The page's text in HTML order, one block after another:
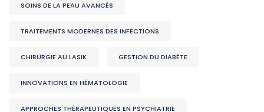
SOINS DE LA PEAU AVANCÉS
TRAITEMENTS MODERNES DES INFECTIONS
CHIRURGIE AU LASIK GESTION DU DIABÈTE
INNOVATIONS EN HÉMATOLOGIE
APPROCHES THÉRAPEUTIQUES EN PSYCHIATRIE